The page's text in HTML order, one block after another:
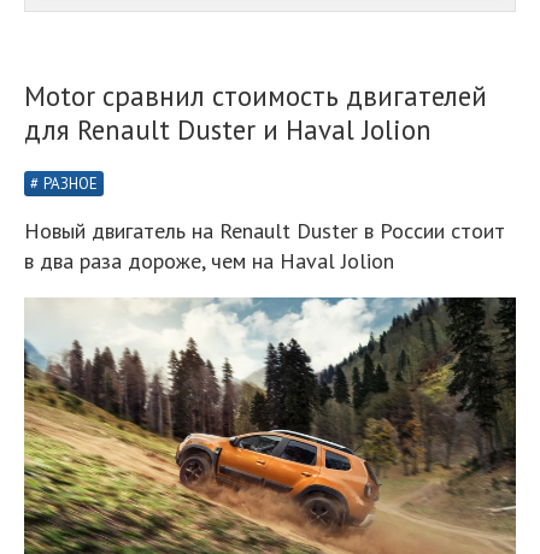
Motor сравнил стоимость двигателей
для Renault Duster и Haval Jolion
РАЗНОЕ
Новый двигатель на Renault Duster в России стоит
в два раза дороже, чем на Haval Jolion